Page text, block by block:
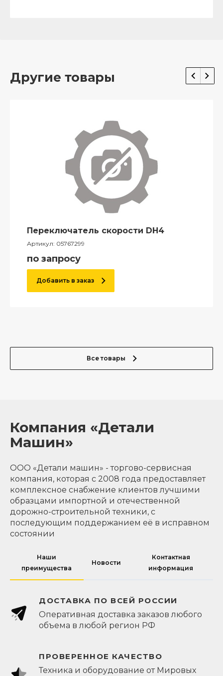
Другие товары
Переключатель скорости DH4
Артикул: 05767299
по запросу
Добавить в заказ
Все товары
Компания «Детали
Машин»
ООО «Детали машин» - торгово-сервисная
компания, которая с 2008 года предоставляет
комплексное снабжение клиентов лучшими
образцами импортной и отечественной
дорожно-строительной техники, с
последующим поддержанием её в исправном
состоянии
Наши
преимущества
Новости
Контактная
информация
ДОСТАВКА ПО ВСЕЙ РОССИИ
Оперативная доставка заказов любого
объема в любой регион РФ
ПРОВЕРЕННОЕ КАЧЕСТВО
Техника и оборудование от Мировых